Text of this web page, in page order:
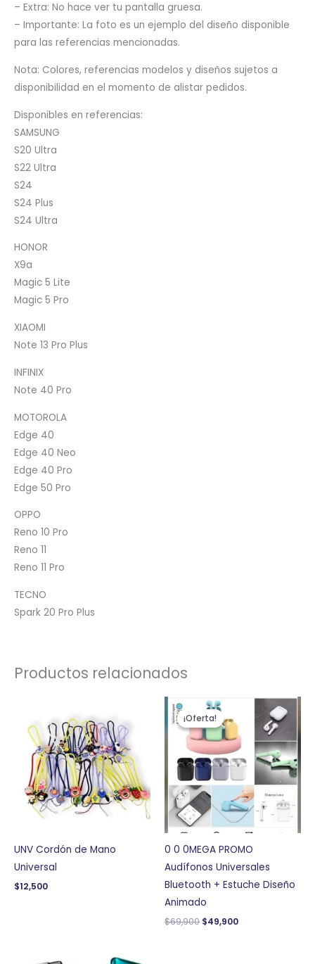
– Extra: No hace ver tu pantalla gruesa.
– Importante: La foto es un ejemplo del diseño disponible
para las referencias mencionadas.
Nota: Colores, referencias modelos y diseños sujetos a
disponibilidad en el momento de alistar pedidos.
Disponibles en referencias:
SAMSUNG
S20 Ultra
S22 Ultra
S24
S24 Plus
S24 Ultra
HONOR
X9a
Magic 5 Lite
Magic 5 Pro
XIAOMI
Note 13 Pro Plus
INFINIX
Note 40 Pro
MOTOROLA
Edge 40
Edge 40 Neo
Edge 40 Pro
Edge 50 Pro
OPPO
Reno 10 Pro
Reno 11
Reno 11 Pro
TECNO
Spark 20 Pro Plus
Productos relacionados
UNV Cordón de Mano
Universal
$12,500
¡Oferta!
¡Oferta!
0 0 0MEGA PROMO
Audífonos Universales
Bluetooth + Estuche Diseño
Animado
$69,900
El
precio
original
era:
$69,900.
$49,900
precio
actual
es:
$49,900.